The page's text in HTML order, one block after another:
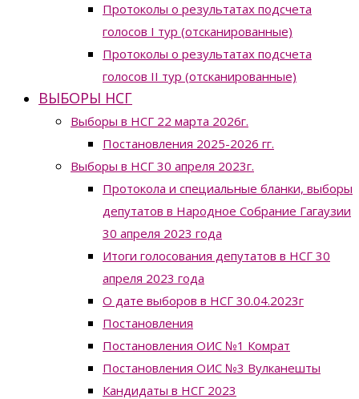
Протоколы о результатах подсчета
голосов I тур (отсканированные)
Протоколы о результатах подсчета
голосов II тур (отсканированные)
ВЫБОРЫ НСГ
Выборы в НСГ 22 марта 2026г.
Постановления 2025-2026 гг.
Выборы в НСГ 30 апреля 2023г.
Протокола и специальные бланки, выборы
депутатов в Народное Собрание Гагаузии
30 апреля 2023 года
Итоги голосования депутатов в НСГ 30
апреля 2023 года
О дате выборов в НСГ 30.04.2023г
Постановления
Постановления ОИС №1 Комрат
Постановления ОИС №3 Вулканешты
Кандидаты в НСГ 2023